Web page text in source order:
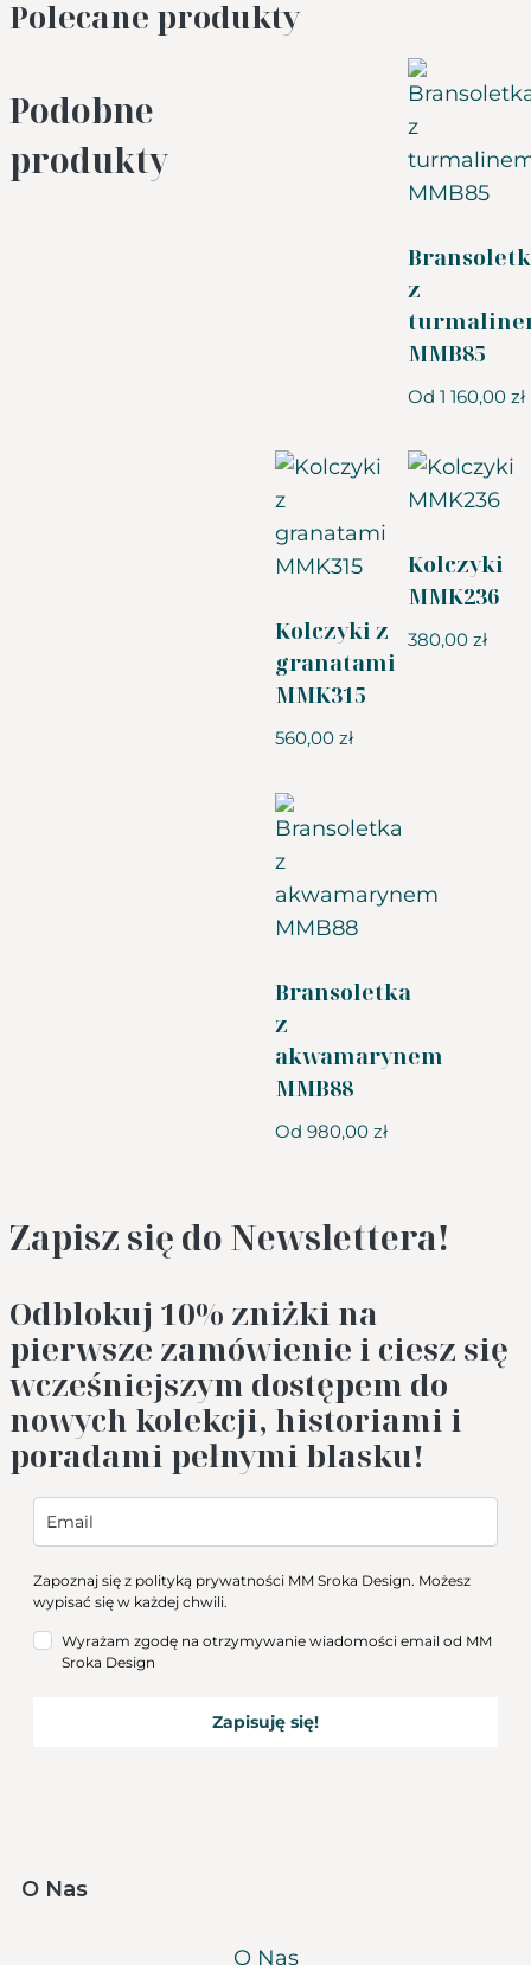
Polecane produkty
Podobne
produkty
z
MMB85
Od 1 160,00 zł
Kolczyki z
granatami
MMK315
560,00 zł
Kolczyki
MMK236
380,00 zł
Bransoletka
z
akwamarynem
MMB88
Od 980,00 zł
Zapisz się do Newslettera!
Odblokuj 10% zniżki na
pierwsze zamówienie i ciesz się
wcześniejszym dostępem do
nowych kolekcji, historiami i
poradami pełnymi blasku!
Zapoznaj się z polityką prywatności MM Sroka Design. Możesz
wypisać się w każdej chwili.
Wyrażam zgodę na otrzymywanie wiadomości email od MM
Sroka Design
Zapisuję się!
O Nas
O Nas